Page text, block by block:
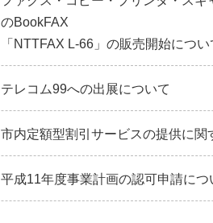
のBookFAX
「NTTFAX L-66」の販売開始につい
テレコム99への出展について
市内定額型割引サービスの提供に関
平成11年度事業計画の認可申請につ